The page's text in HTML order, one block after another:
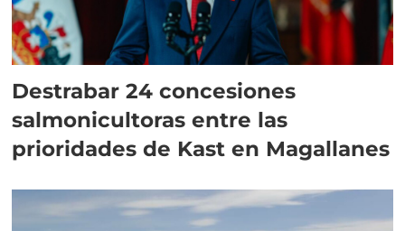
Destrabar 24 concesiones
salmonicultoras entre las
prioridades de Kast en Magallanes